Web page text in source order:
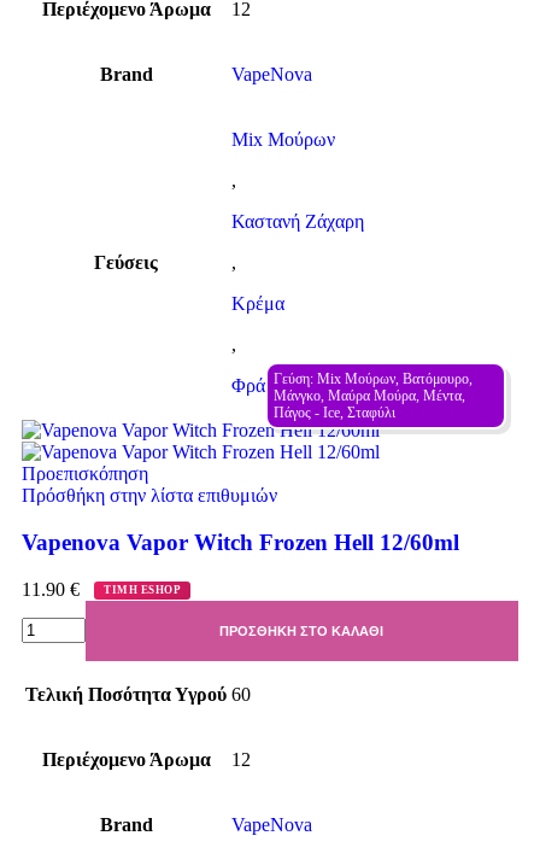
Περιέχομενο Άρωμα 12
Brand VapeNova
Γεύσεις
Mix Μούρων
,
Καστανή Ζάχαρη
,
Κρέμα
,
ΦράουλαΓεύση: Mix Μούρων, Βατόμουρο,
Μάνγκο, Μαύρα Μούρα, Μέντα,
Πάγος - Ιce, Σταφύλι
Προεπισκόπηση
Πρόσθήκη στην λίστα επιθυμιών
Vapenova Vapor Witch Frozen Hell 12/60ml
11.90 € ΤΙΜΗ ESHOP
ΠΡΟΣΘΉΚΗ ΣΤΟ ΚΑΛΆΘΙ
Τελική Ποσότητα Υγρού 60
Περιέχομενο Άρωμα 12
Brand VapeNova